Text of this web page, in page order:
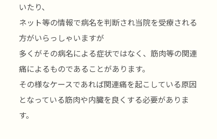
いたり、
ネット等の情報で病名を判断され当院を受療される
方がいらっしゃいますが
多くがその病名による症状ではなく、筋肉等の関連
痛によるものであることがあります。
その様なケースであれば関連痛を起こしている原因
となっている筋肉や内臓を良くする必要がありま
す。